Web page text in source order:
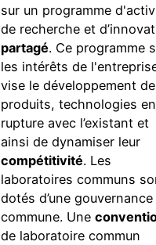
sur un programme
de recherche et
partagé. Ce programme
les intérêts de
vise le développement de
produits, technologies en
rupture avec l’existant et
ainsi de dynamiser leur
compétitivité. Les
laboratoires communs
dotés d’une gouvernance
commune. Une
de laboratoire commun